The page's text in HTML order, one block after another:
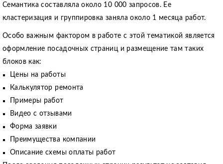
Семантика составляла около 10 000 запросов. Ее
кластеризация и группировка заняла около 1 месяца работ.
Особо важным фактором в работе с этой тематикой является
оформление посадочных страниц и размещение там таких
блоков как:
Цены на работы
Калькулятор ремонта
Примеры работ
Видео с отзывами
Форма заявки
Преимущества компании
Описание схемы оплаты работ